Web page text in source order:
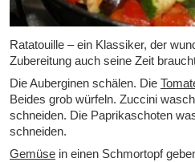
Ratatouille – ein Klassiker, der
Zubereitung auch seine Zeit
Die Auberginen schälen. Die
Beides grob würfeln. Zuccini
schneiden. Die Paprikaschoten
schneiden.
Gemüse in einen Schmortopf